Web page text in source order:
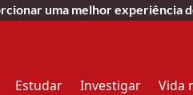
Estudar Investigar Vida
uma melhor experiência